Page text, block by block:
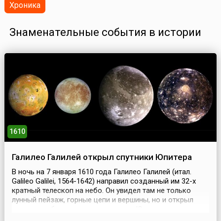
Хроника
Знаменательные события в истории
1610
Галилео Галилей открыл спутники Юпитера
В ночь на 7 января 1610 года Галилео Галилей (итал.
Galileo Galilei, 1564-1642) направил созданный им 32-х
кратный телескоп на небо. Он увидел там не только
лунный пейзаж, горные цепи и вершины, но и открыл